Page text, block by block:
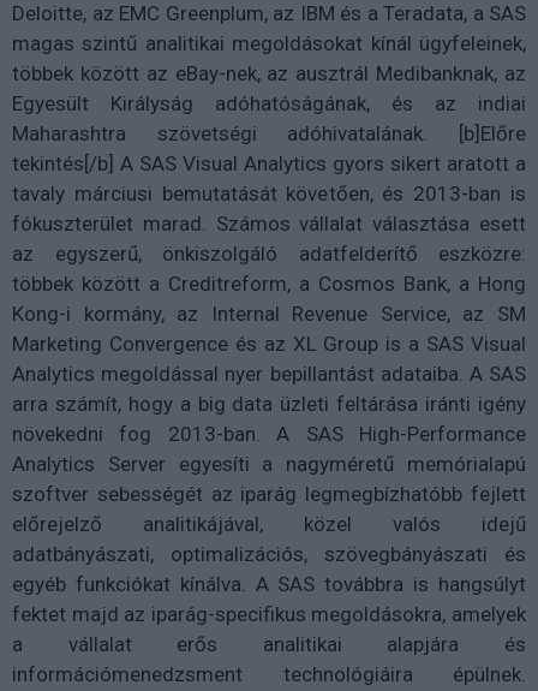
Deloitte, az EMC Greenplum, az IBM és a Teradata, a SAS
magas szintű analitikai megoldásokat kínál ügyfeleinek,
többek között az eBay-nek, az ausztrál Medibanknak, az
Egyesült Királyság adóhatóságának, és az indiai
Maharashtra szövetségi adóhivatalának. [b]Előre
tekintés[/b] A SAS Visual Analytics gyors sikert aratott a
tavaly márciusi bemutatását követően, és 2013-ban is
fókuszterület marad. Számos vállalat választása esett
az egyszerű, önkiszolgáló adatfelderítő eszközre:
többek között a Creditreform, a Cosmos Bank, a Hong
Kong-i kormány, az Internal Revenue Service, az SM
Marketing Convergence és az XL Group is a SAS Visual
Analytics megoldással nyer bepillantást adataiba. A SAS
arra számít, hogy a big data üzleti feltárása iránti igény
növekedni fog 2013-ban. A SAS High-Performance
Analytics Server egyesíti a nagyméretű memórialapú
szoftver sebességét az iparág legmegbízhatóbb fejlett
előrejelző analitikájával, közel valós idejű
adatbányászati, optimalizációs, szövegbányászati és
egyéb funkciókat kínálva. A SAS továbbra is hangsúlyt
fektet majd az iparág-specifikus megoldásokra, amelyek
a vállalat erős analitikai alapjára és
információmenedzsment technológiáira épülnek.